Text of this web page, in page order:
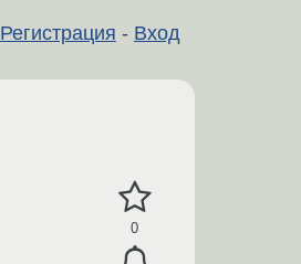
Регистрация - Вход
0